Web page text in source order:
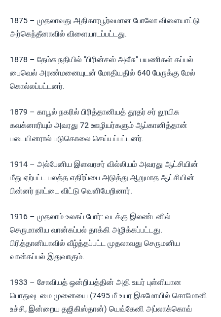
1875 – முதலாவது அதிகாரபூர்வமான போலோ விளையாட்டு
அர்கெந்தீனாவில் விளையாடப்பட்டது.
1878 – தேம்சு நதியில் "பிரின்சஸ் அலீசு" பயணிகள் கப்பல்
பைவெல் அரண்மனையுடன் மோதியதில் 640 பேருக்கு மேல்
கொல்லப்பட்டனர்.
1879 – காபூல் நகரில் பிரித்தானியத் தூதர் சர் லூயிசு
கவக்னாரியும் அவரது 72 ஊழியர்களும் ஆப்கானித்தான்
படையினரால் படுகொலை செய்யப்பட்டனர்.
1914 – அல்பேனிய இளவரசர் வில்லியம் அவரது ஆட்சியின்
மீது ஏற்பட்ட பலத்த எதிர்ப்பை அடுத்து ஆறுமாத ஆட்சியின்
பின்னர் நாட்டை விட்டு வெளியேறினார்.
1916 – முதலாம் உலகப் போர்: வடக்கு இலண்டனில்
செருமானிய வான்கப்பல் தாக்கி அழிக்கப்பட்டது.
பிரித்தானியாவில் வீழ்த்தப்பட்ட முதலாவது செருமனிய
வான்கப்பல் இதுவாகும்.
1933 – சோவியத் ஒன்றியத்தின் அதி உயர் புள்ளியான
பொதுவுடமை முனையை (7495 மீ உயர இசுமோயில் சொமோனி
உச்சி, இன்றைய தஜிகிஸ்தான்) யெவ்கேனி அப்லாக்கொவ்